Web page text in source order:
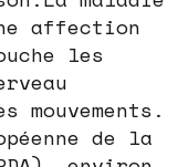
affection
les
de la